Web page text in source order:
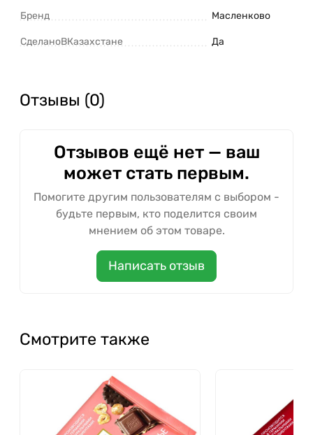
Бренд Масленково
СделаноВКазахстане Да
Отзывы (0)
Отзывов ещё нет — ваш
может стать первым.
Помогите другим пользователям с выбором -
будьте первым, кто поделится своим
мнением об этом товаре.
Написать отзыв
Смотрите также